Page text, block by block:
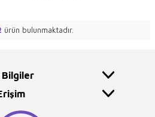
ürün bulunmaktadır.
Bilgiler